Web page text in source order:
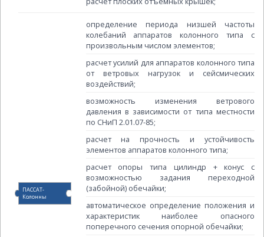
ПАССАТ-
Колонны
определение периода низшей частоты
колебаний аппаратов колонного типа с
произвольным числом элементов;
расчет усилий для аппаратов колонного типа
от ветровых нагрузок и сейсмических
воздействий;
возможность изменения ветрового
давления в зависимости от типа местности
по СНиП 2.01.07-85;
расчет на прочность и устойчивость
элементов аппаратов колонного типа;
расчет опоры типа цилиндр + конус с
возможностью задания переходной
(забойной) обечайки;
автоматическое определение положения и
характеристик наиболее опасного
поперечного сечения опорной обечайки;